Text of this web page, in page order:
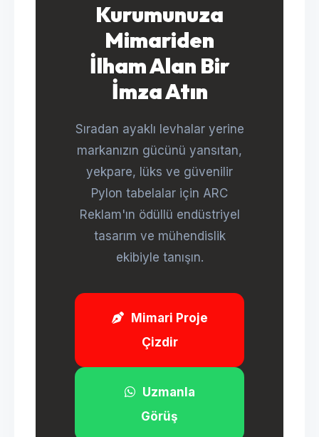
Kurumunuza
Mimariden
İlham Alan Bir
İmza Atın
Sıradan ayaklı levhalar yerine
markanızın gücünü yansıtan,
yekpare, lüks ve güvenilir
Pylon tabelalar için ARC
Reklam'ın ödüllü endüstriyel
tasarım ve mühendislik
ekibiyle tanışın.
Mimari Proje
Çizdir
Uzmanla
Görüş